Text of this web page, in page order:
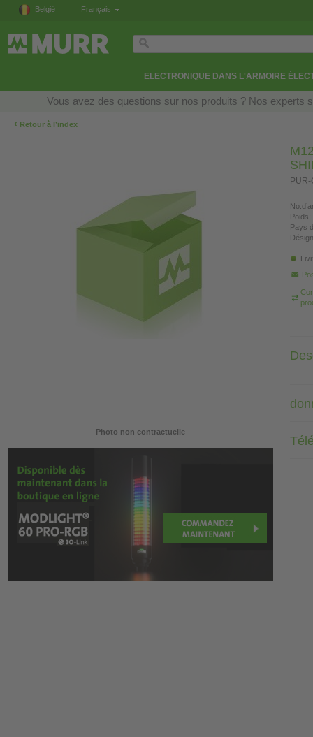
België Français
ELECTRONIQUE DANS L'ARMOIRE
Vous avez des questions sur nos produits ? Nos experts
‹ Retour à l’index
Photo non contractuelle
Poids:
Pays